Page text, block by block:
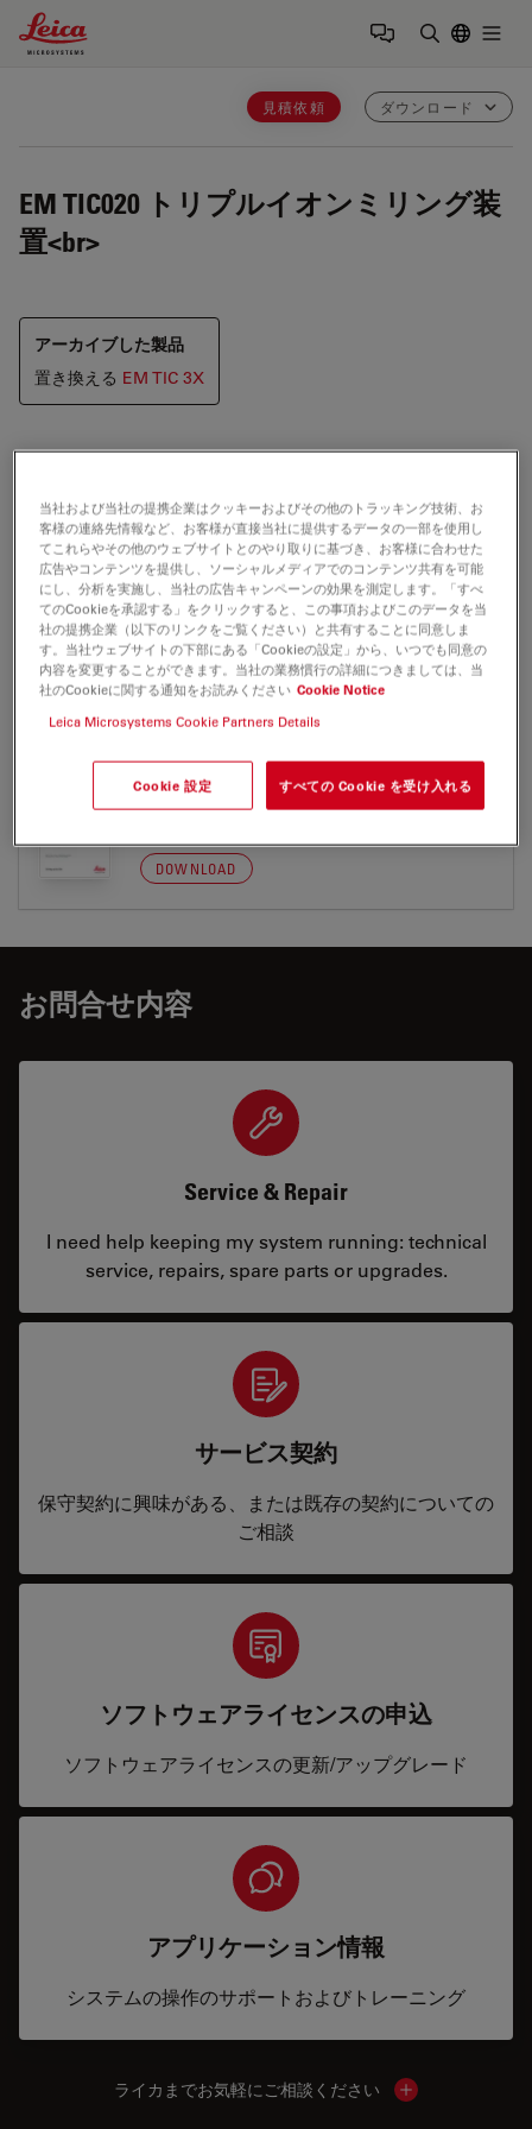
Leica Microsystems Logo
見積依頼 ダウンロード
EM TIC020 トリプルイオンミリング装
置<br>
アーカイブした製品
置き換える EM TIC 3X
EM TIC020
アプリケーションノート
EM TIC020
アプリケーションノート
Cross Section of SiC paper
DOWNLOAD
お問合せ内容
Service & Repair
I need help keeping my system running: technical
service, repairs, spare parts or upgrades.
サービス契約
保守契約に興味がある、または既存の契約についての
ご相談
ソフトウェアライセンスの申込
ソフトウェアライセンスの更新/アップグレード
アプリケーション情報
システムの操作のサポートおよびトレーニング
ライカまでお気軽にご相談ください Show local
当社および当社の提携企業はクッキーおよびその他のトラッキング技術、お
客様の連絡先情報など、お客様が直接当社に提供するデータの一部を使用し
てこれらやその他のウェブサイトとのやり取りに基づき、お客様に合わせた
広告やコンテンツを提供し、ソーシャルメディアでのコンテンツ共有を可能
にし、分析を実施し、当社の広告キャンペーンの効果を測定します。「すべ
てのCookieを承認する」をクリックすると、この事項およびこのデータを当
社の提携企業（以下のリンクをご覧ください）と共有することに同意しま
す。当社ウェブサイトの下部にある「Cookieの設定」から、いつでも同意の
内容を変更することができます。当社の業務慣行の詳細につきましては、当
社のCookieに関する通知をお読みください Cookie Notice
Leica Microsystems Cookie Partners Details
Cookie 設定 すべての Cookie を受け入れる